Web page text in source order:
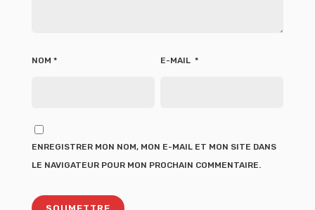
NOM * E-MAIL *
ENREGISTRER MON NOM, MON E-MAIL ET MON SITE DANS
LE NAVIGATEUR POUR MON PROCHAIN COMMENTAIRE.